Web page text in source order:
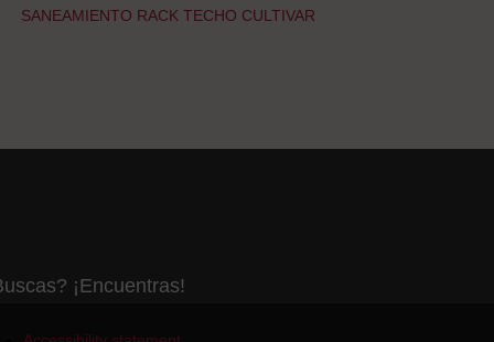
SANEAMIENTO RACK TECHO CULTIVAR
¡Encuentras!